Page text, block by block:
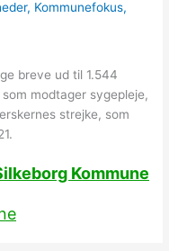
, Kommunefokus,
breve ud til 1.544
modtager sygepleje,
strejke, som
Kommune